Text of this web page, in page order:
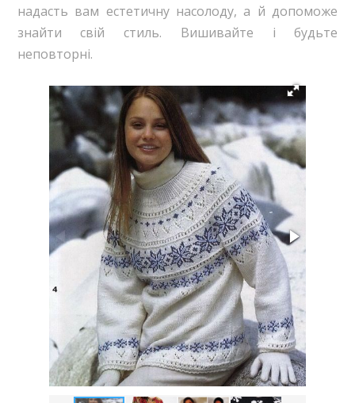
надасть вам естетичну насолоду, а й допоможе
знайти свій стиль. Вишивайте і будьте
неповторні.